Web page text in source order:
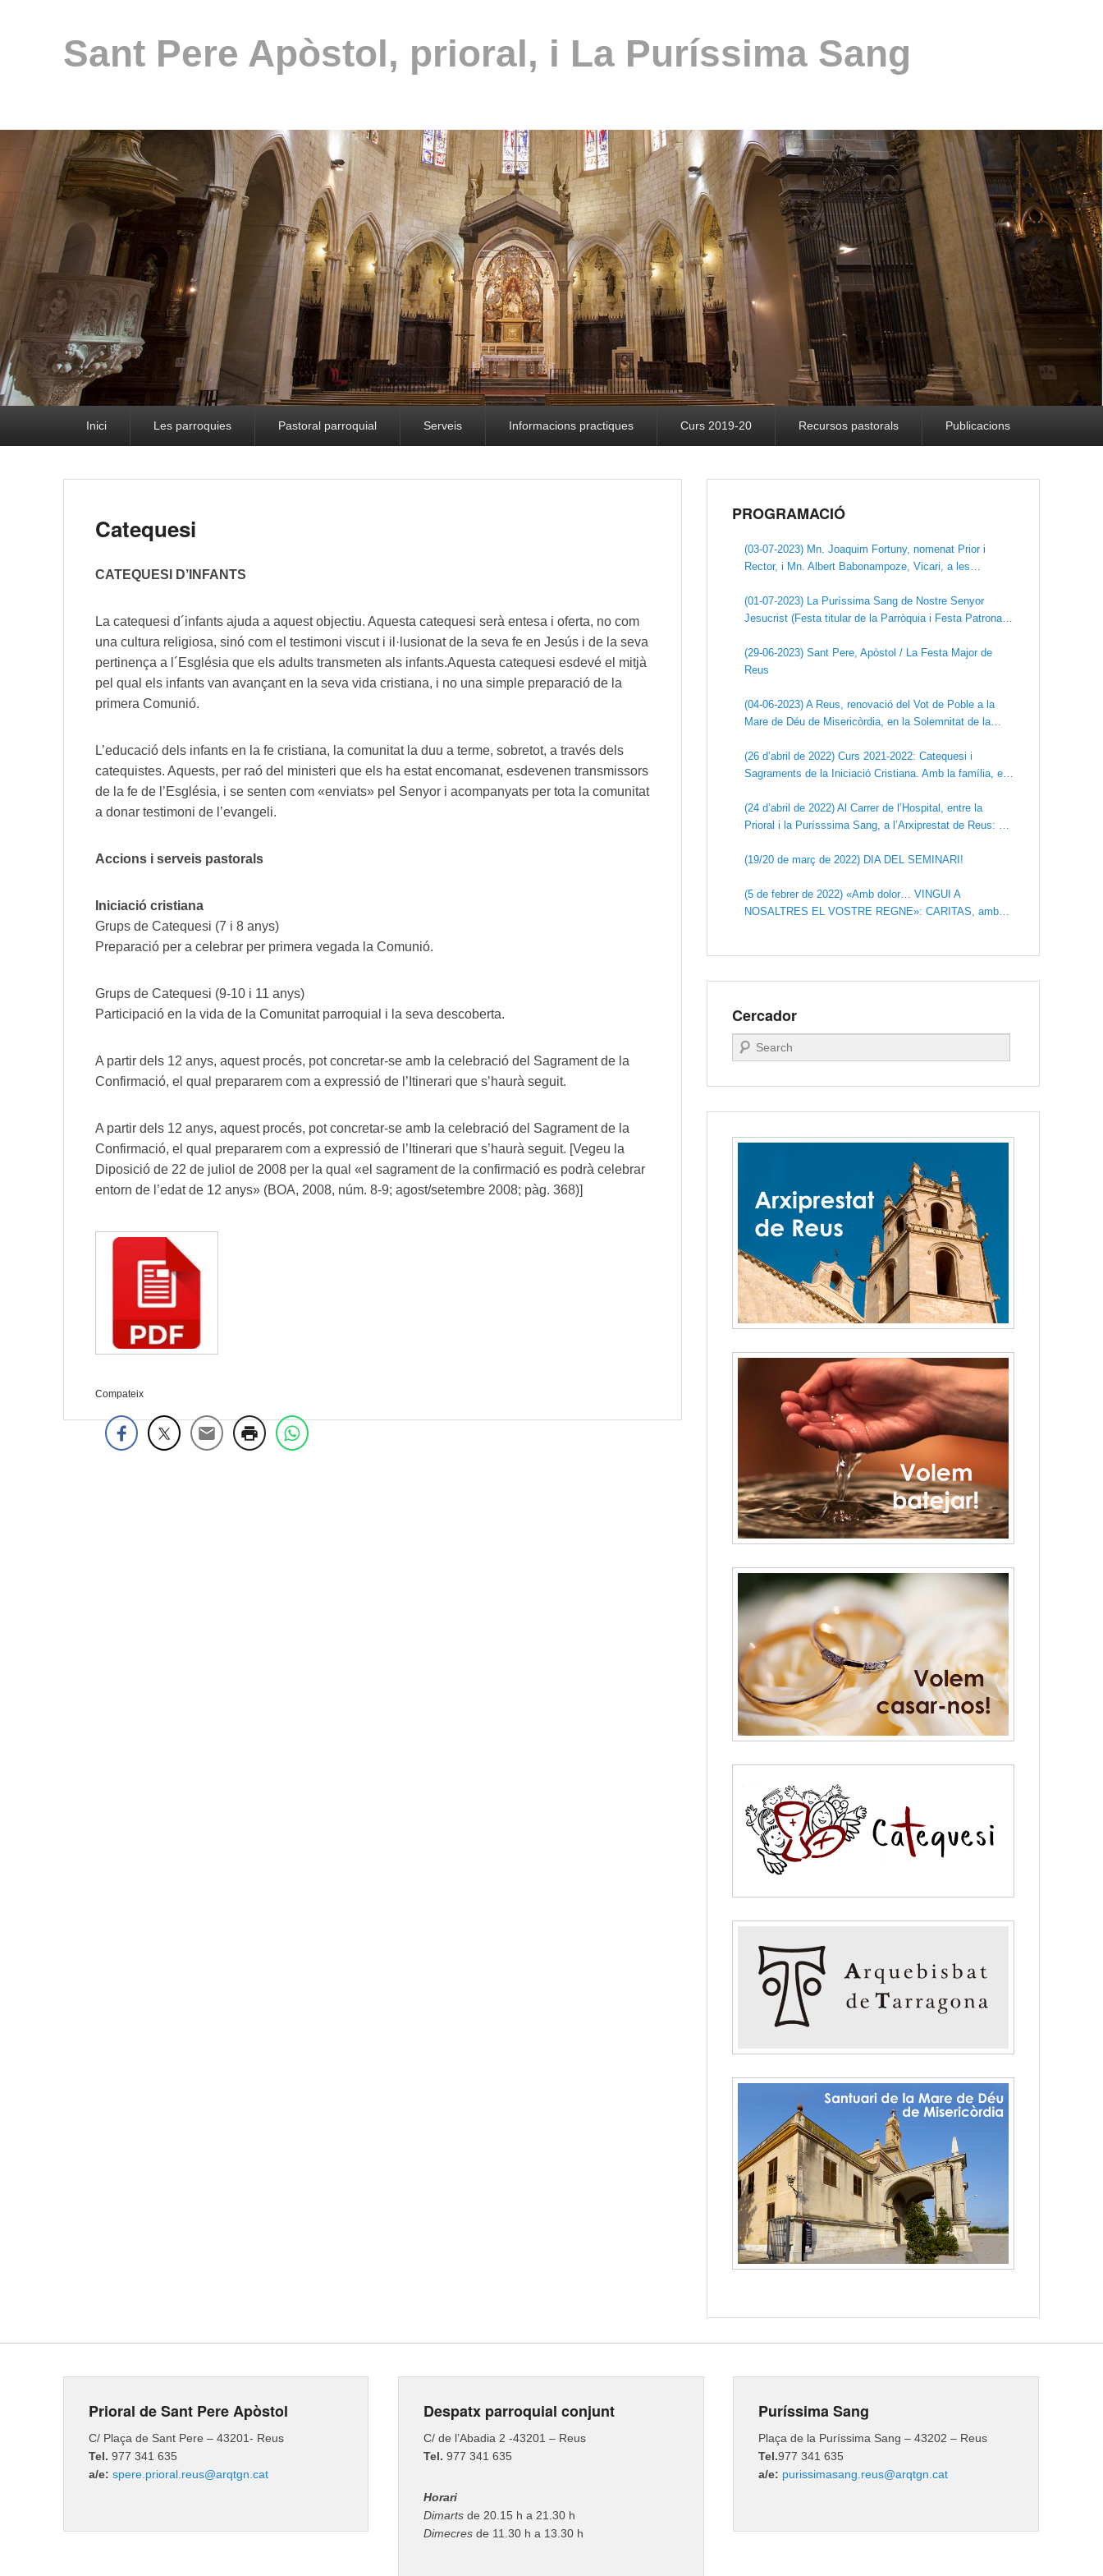
Sant Pere Apòstol, prioral, i La Puríssima Sang
Inici Les parroquies Pastoral parroquial Serveis Informacions practiques Curs 2019-20 Recursos pastorals Publicacions
Catequesi
CATEQUESI D’INFANTS
La catequesi d´infants ajuda a aquest objectiu. Aquesta catequesi serà entesa i oferta, no com
una cultura religiosa, sinó com el testimoni viscut i il·lusionat de la seva fe en Jesús i de la seva
pertinença a l´Església que els adults transmeten als infants.Aquesta catequesi esdevé el mitjà
pel qual els infants van avançant en la seva vida cristiana, i no una simple preparació de la
primera Comunió.
L’educació dels infants en la fe cristiana, la comunitat la duu a terme, sobretot, a través dels
catequistes. Aquests, per raó del ministeri que els ha estat encomanat, esdevenen transmissors
de la fe de l’Església, i se senten com «enviats» pel Senyor i acompanyats per tota la comunitat
a donar testimoni de l’evangeli.
Accions i serveis pastorals
Iniciació cristiana
Grups de Catequesi (7 i 8 anys)
Preparació per a celebrar per primera vegada la Comunió.
Grups de Catequesi (9-10 i 11 anys)
Participació en la vida de la Comunitat parroquial i la seva descoberta.
A partir dels 12 anys, aquest procés, pot concretar-se amb la celebració del Sagrament de la
Confirmació, el qual prepararem com a expressió de l’Itinerari que s’haurà seguit.
A partir dels 12 anys, aquest procés, pot concretar-se amb la celebració del Sagrament de la
Confirmació, el qual prepararem com a expressió de l’Itinerari que s’haurà seguit. [Vegeu la
Diposició de 22 de juliol de 2008 per la qual «el sagrament de la confirmació es podrà celebrar
entorn de l’edat de 12 anys» (BOA, 2008, núm. 8-9; agost/setembre 2008; pàg. 368)]
Compateix
PROGRAMACIÓ
(03-07-2023) Mn. Joaquim Fortuny, nomenat Prior i
Rector, i Mn. Albert Babonampoze, Vicari, a les
Sang, de Reus (UPA Reus).
(01-07-2023) La Puríssima Sang de Nostre Senyor
Jesucrist (Festa titular de la Parròquia i Festa Patronal
(29-06-2023) Sant Pere, Apòstol / La Festa Major de
Reus
(04-06-2023) A Reus, renovació del Vot de Poble a la
Mare de Déu de Misericòrdia, en la Solemnitat de la
Misericòrdia)
(26 d’abril de 2022) Curs 2021-2022: Catequesi i
Sagraments de la Iniciació Cristiana. Amb la família, en
(24 d’abril de 2022) Al Carrer de l’Hospital, entre la
Prioral i la Purísssima Sang, a l’Arxiprestat de Reus: LA
(19/20 de març de 2022) DIA DEL SEMINARI!
(5 de febrer de 2022) «Amb dolor… VINGUI A
NOSALTRES EL VOSTRE REGNE»: CARITAS, amb
Cercador
Search
Prioral de Sant Pere Apòstol
C/ Plaça de Sant Pere – 43201- Reus
Tel. 977 341 635
a/e: spere.prioral.reus@arqtgn.cat
Despatx parroquial conjunt
C/ de l’Abadia 2 -43201 – Reus
Tel. 977 341 635
Horari
Dimarts de 20.15 h a 21.30 h
Dimecres de 11.30 h a 13.30 h
Puríssima Sang
Plaça de la Puríssima Sang – 43202 – Reus
Tel.977 341 635
a/e: purissimasang.reus@arqtgn.cat